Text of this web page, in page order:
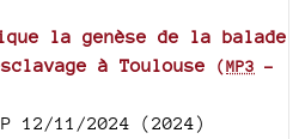
la genèse de la balade
à Toulouse
(MP3 -
12/11/2024 (2024)